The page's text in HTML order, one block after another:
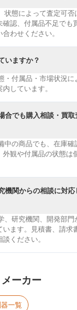
状態によって査定可否
確認、付属品不足でも
わせください。
いますか？
・付属品・市場状況に
しています。
合でも購入相談・買取
中の商品でも、在庫
観や付属品の状態は
機関からの相談に対
、研究機関、開発部門
います。見積書、請求
ください。
ーカー
一覧